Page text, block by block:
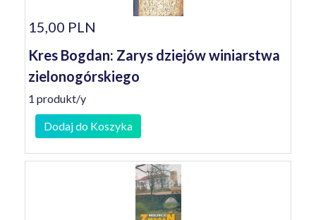
15,00 PLN
Kres Bogdan: Zarys dziejów winiarstwa
zielonogórskiego
1 produkt/y
Dodaj do Koszyka